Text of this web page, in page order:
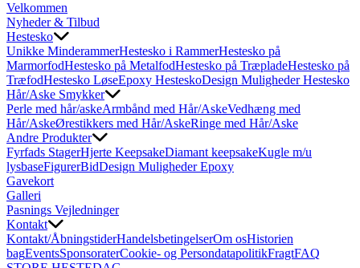
Velkommen
Nyheder & Tilbud
Hestesko
Unikke MinderammerHestesko i RammerHestesko på
MarmorfodHestesko på MetalfodHestesko på TræpladeHestesko på
TræfodHestesko LøseEpoxy HesteskoDesign Muligheder Hestesko
Hår/Aske Smykker
Perle med hår/askeArmbånd med Hår/AskeVedhæng med
Hår/AskeØrestikkers med Hår/AskeRinge med Hår/Aske
Andre Produkter
Fyrfads StagerHjerte KeepsakeDiamant keepsakeKugle m/u
lysbaseFigurerBidDesign Muligheder Epoxy
Gavekort
Galleri
Pasnings Vejledninger
Kontakt
Kontakt/ÅbningstiderHandelsbetingelserOm osHistorien
bagEventsSponsoraterCookie- og PersondatapolitikFragtFAQ